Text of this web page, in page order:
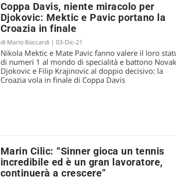
Coppa Davis, niente miracolo per
Djokovic: Mektic e Pavic portano la
Croazia in finale
di Mario Boccardi | 03-Dic-21
Nikola Mektic e Mate Pavic fanno valere il loro
di numeri 1 al mondo di specialità e battono Novak
Djokovic e Filip Krajinovic al doppio decisivo: la
Croazia vola in finale di Coppa Davis
Marin Cilic: “Sinner gioca un tennis
incredibile ed è un gran lavoratore,
continuerà a crescere”